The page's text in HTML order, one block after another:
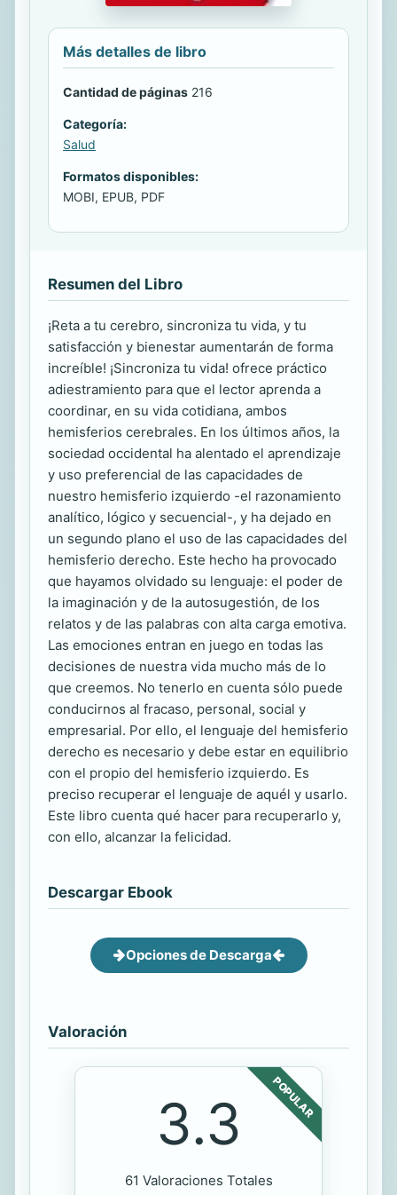
Más detalles de libro
Cantidad de páginas 216
Categoría:
Salud
Formatos disponibles:
MOBI, EPUB, PDF
Resumen del Libro
¡Reta a tu cerebro, sincroniza tu vida, y tu
satisfacción y bienestar aumentarán de forma
increíble! ¡Sincroniza tu vida! ofrece práctico
adiestramiento para que el lector aprenda a
coordinar, en su vida cotidiana, ambos
hemisferios cerebrales. En los últimos años, la
sociedad occidental ha alentado el aprendizaje
y uso preferencial de las capacidades de
nuestro hemisferio izquierdo -el razonamiento
analítico, lógico y secuencial-, y ha dejado en
un segundo plano el uso de las capacidades del
hemisferio derecho. Este hecho ha provocado
que hayamos olvidado su lenguaje: el poder de
la imaginación y de la autosugestión, de los
relatos y de las palabras con alta carga emotiva.
Las emociones entran en juego en todas las
decisiones de nuestra vida mucho más de lo
que creemos. No tenerlo en cuenta sólo puede
conducirnos al fracaso, personal, social y
empresarial. Por ello, el lenguaje del hemisferio
derecho es necesario y debe estar en equilibrio
con el propio del hemisferio izquierdo. Es
preciso recuperar el lenguaje de aquél y usarlo.
Este libro cuenta qué hacer para recuperarlo y,
con ello, alcanzar la felicidad.
Descargar Ebook
Opciones de Descarga
Valoración
POPULAR
3.3
61 Valoraciones Totales